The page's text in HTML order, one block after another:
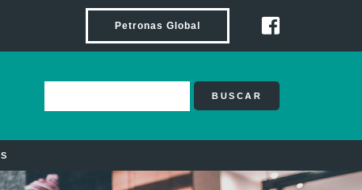
Petronas Global
BUSCAR